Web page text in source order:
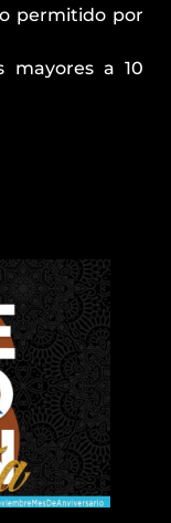
permitido por
mayores a 10